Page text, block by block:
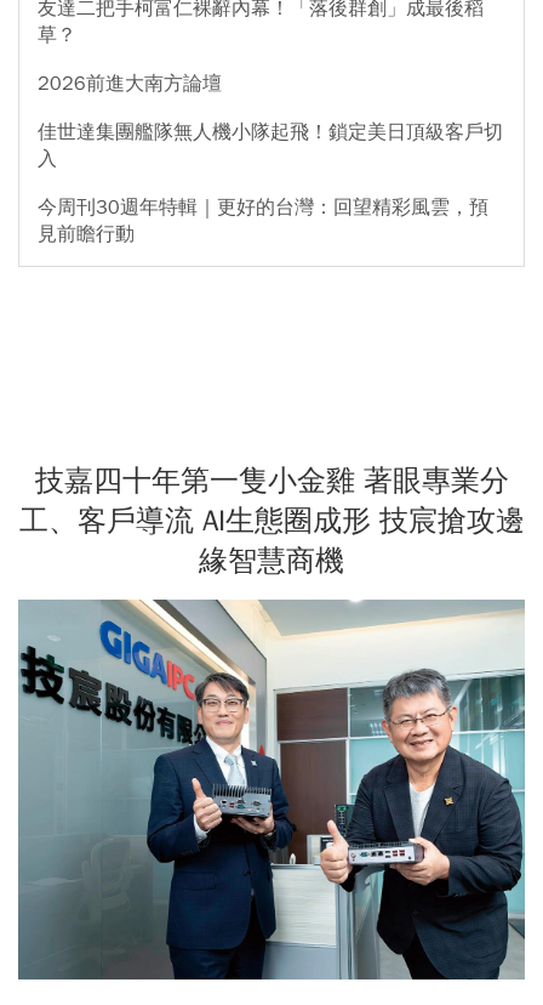
友達二把手柯富仁裸辭內幕！「落後群創」成最後稻
草？
2026前進大南方論壇
佳世達集團艦隊無人機小隊起飛！鎖定美日頂級客戶切
入
今周刊30週年特輯｜更好的台灣：回望精彩風雲，預
見前瞻行動
技嘉四十年第一隻小金雞 著眼專業分
工、客戶導流 AI生態圈成形 技宸搶攻邊
緣智慧商機